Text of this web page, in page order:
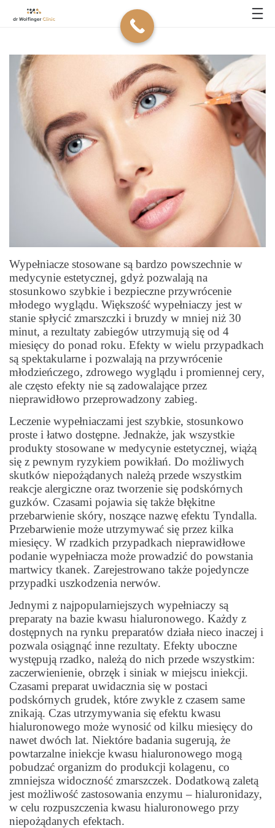
Wypełniacze stosowane są bardzo powszechnie w
medycynie estetycznej, gdyż pozwalają na
stosunkowo szybkie i bezpieczne przywrócenie
młodego wyglądu. Większość wypełniaczy jest w
stanie spłycić zmarszczki i bruzdy w mniej niż 30
minut, a rezultaty zabiegów utrzymują się od 4
miesięcy do ponad roku. Efekty w wielu przypadkach
są spektakularne i pozwalają na przywrócenie
młodzieńczego, zdrowego wyglądu i promiennej cery,
ale często efekty nie są zadowalające przez
nieprawidłowo przeprowadzony zabieg.
Leczenie wypełniaczami jest szybkie, stosunkowo
proste i łatwo dostępne. Jednakże, jak wszystkie
produkty stosowane w medycynie estetycznej, wiążą
się z pewnym ryzykiem powikłań. Do możliwych
skutków niepożądanych należą przede wszystkim
reakcje alergiczne oraz tworzenie się podskórnych
guzków. Czasami pojawia się także błękitne
przebarwienie skóry, noszące nazwę efektu Tyndalla.
Przebarwienie może utrzymywać się przez kilka
miesięcy. W rzadkich przypadkach nieprawidłowe
podanie wypełniacza może prowadzić do powstania
martwicy tkanek. Zarejestrowano także pojedyncze
przypadki uszkodzenia nerwów.
Jednymi z najpopularniejszych wypełniaczy są
preparaty na bazie kwasu hialuronowego. Każdy z
dostępnych na rynku preparatów działa nieco inaczej i
pozwala osiągnąć inne rezultaty. Efekty uboczne
występują rzadko, należą do nich przede wszystkim:
zaczerwienienie, obrzęk i siniak w miejscu iniekcji.
Czasami preparat uwidacznia się w postaci
podskórnych grudek, które zwykle z czasem same
znikają. Czas utrzymywania się efektu kwasu
hialuronowego może wynosić od kilku miesięcy do
nawet dwóch lat. Niektóre badania sugerują, że
powtarzalne iniekcje kwasu hialuronowego mogą
pobudzać organizm do produkcji kolagenu, co
zmniejsza widoczność zmarszczek. Dodatkową zaletą
jest możliwość zastosowania enzymu – hialuronidazy,
w celu rozpuszczenia kwasu hialuronowego przy
niepożądanych efektach.